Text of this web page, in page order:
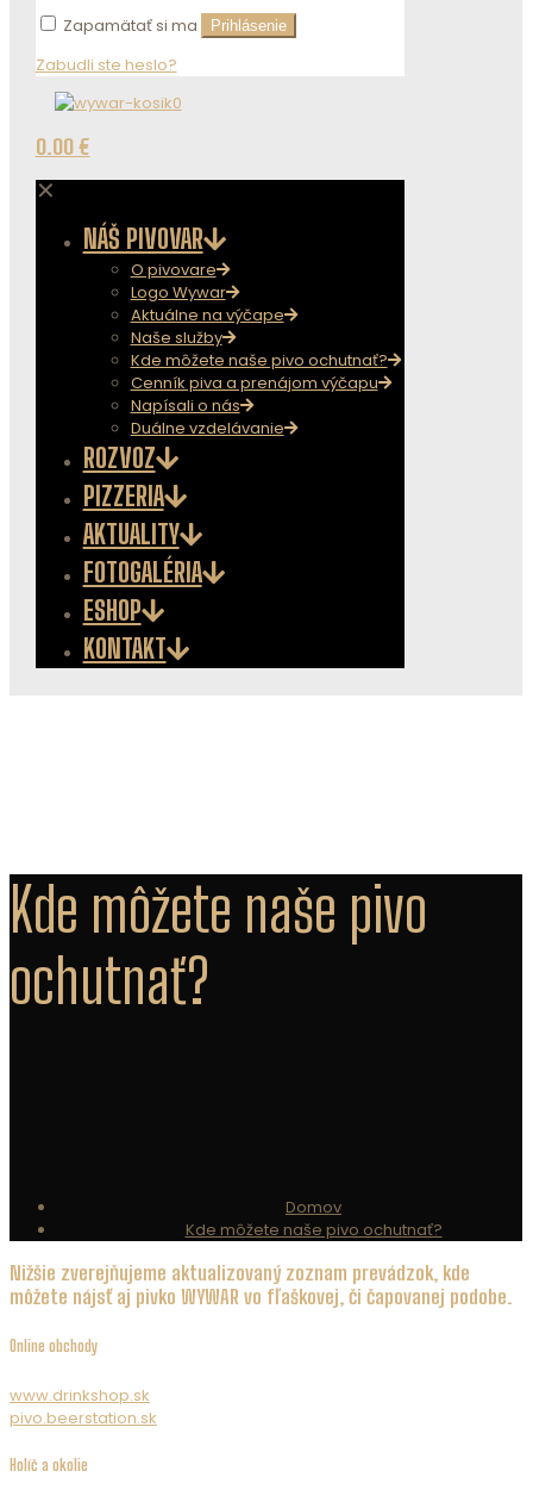
Zapamätať si ma
Prihlásenie
Zabudli ste heslo?
0
0.00 €
✕
NÁŠ PIVOVAR
O pivovare
Logo Wywar
Aktuálne na výčape
Naše služby
Kde môžete naše pivo ochutnať?
Cenník piva a prenájom výčapu
Napísali o nás
Duálne vzdelávanie
ROZVOZ
PIZZERIA
AKTUALITY
FOTOGALÉRIA
ESHOP
KONTAKT
Kde môžete naše pivo
ochutnať?
Domov
Kde môžete naše pivo ochutnať?
Nižšie zverejňujeme aktualizovaný zoznam prevádzok, kde
môžete nájsť aj pivko WYWAR vo fľaškovej, či čapovanej podobe.
Online obchody
www.drinkshop.sk
pivo.beerstation.sk
Holíč a okolie